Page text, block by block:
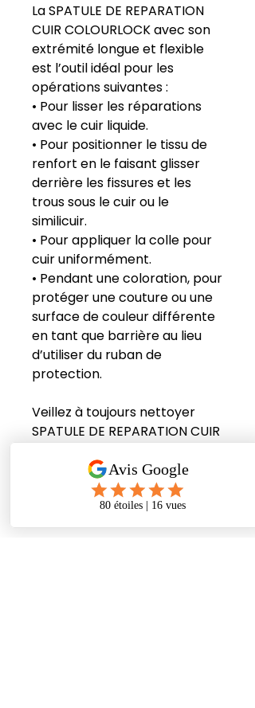
La SPATULE DE REPARATION
CUIR COLOURLOCK avec son
extrémité longue et flexible
est l’outil idéal pour les
opérations suivantes :
• Pour lisser les réparations
avec le cuir liquide.
• Pour positionner le tissu de
renfort en le faisant glisser
derrière les fissures et les
trous sous le cuir ou le
similicuir.
• Pour appliquer la colle pour
cuir uniformément.
• Pendant une coloration, pour
protéger une couture ou une
surface de couleur différente
en tant que barrière au lieu
d’utiliser du ruban de
protection.
Veillez à toujours nettoyer
SPATULE DE REPARATION CUIR
après utilisation.